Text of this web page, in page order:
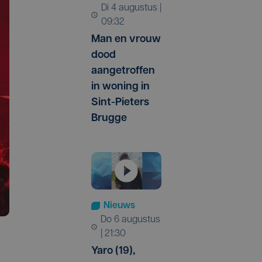
di 4 augustus |
09:32
Man en vrouw
dood
aangetroffen
in woning in
Sint-Pieters
Brugge
Nieuws
do 6 augustus
| 21:30
Yaro (19),